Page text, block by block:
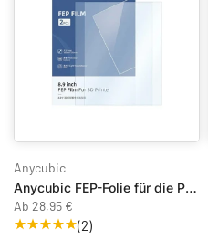
Anycubic
Anycubic FEP-Folie für die Photon-Serie
Ab 28,95 €
(2)